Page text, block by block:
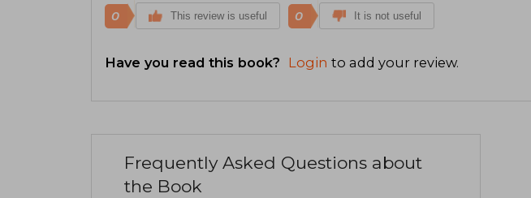
0 This review is useful 0 It is not useful
Have you read this book? Login to add your review.
Frequently Asked Questions about
the Book